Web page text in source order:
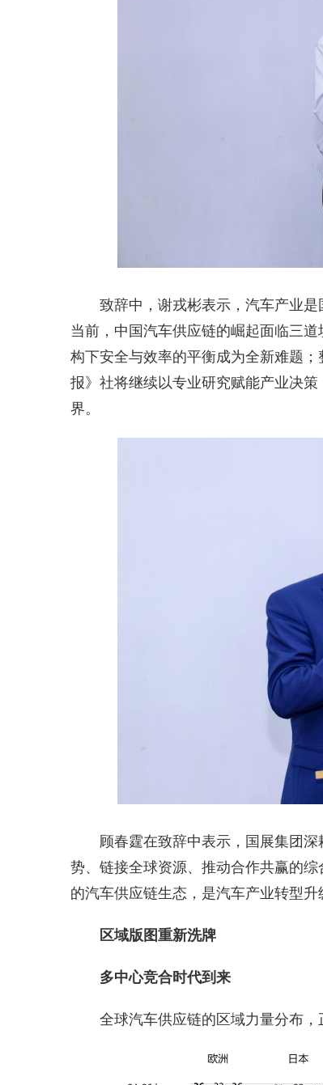
致辞中，谢戎彬表示，汽车产业
当前，中国汽车供应链的崛起面临三
构下安全与效率的平衡成为全新难题
报》社将继续以专业研究赋能产业决
界。
顾春霆在致辞中表示，国展集团
势、链接全球资源、推动合作共赢的
的汽车供应链生态，是汽车产业转型升
区域版图重新洗牌
多中心竞合时代到来
全球汽车供应链的区域力量分布，